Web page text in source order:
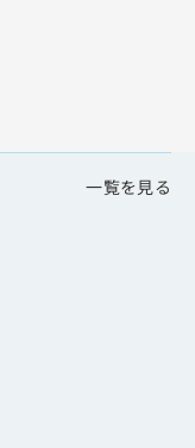
一覧を見る